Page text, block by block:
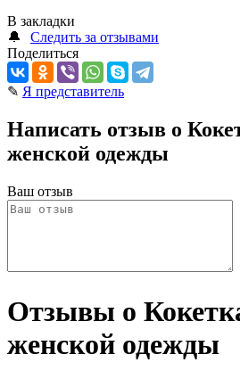
В закладки
🔔
Следить за отзывами
Поделиться
✎ Я представитель
Написать отзыв о
женской одежды
Ваш отзыв
Отзывы о
женской одежды